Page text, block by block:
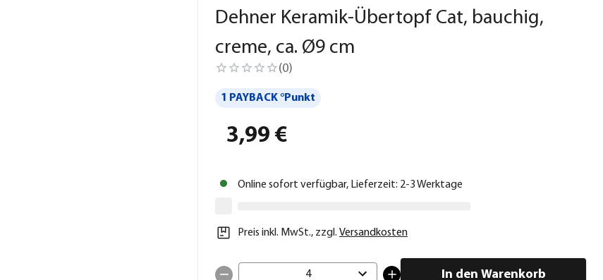
Dehner Keramik-Übertopf Cat, bauchig,
creme, ca. Ø9 cm
(0)
1 PAYBACK °Punkt
3,99 €
Online sofort verfügbar, Lieferzeit: 2-3 Werktage
Preis inkl. MwSt., zzgl. Versandkosten
4 In den Warenkorb